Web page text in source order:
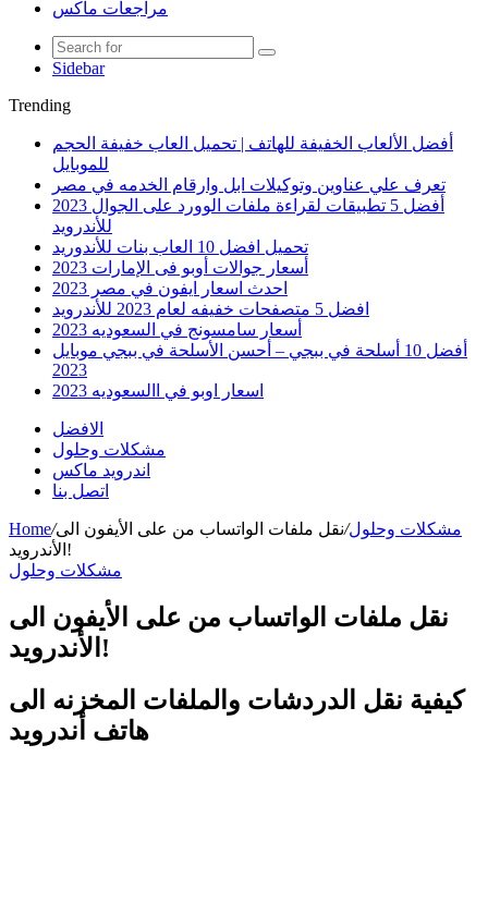
مراجعات ماكس
Sidebar
Trending
أفضل الألعاب الخفيفة للهاتف | تحميل العاب خفيفة الحجم
للموبايل
تعرف علي عناوين وتوكيلات ابل وارقام الخدمه في مصر
أفضل 5 تطبيقات لقراءة ملفات الوورد على الجوال 2023
للأندرويد
تحميل افضل 10 العاب بنات للأندوريد
أسعار جوالات أوبو فى الإمارات 2023
احدث اسعار ايفون في مصر 2023
افضل 5 متصفحات خفيفه لعام 2023 للأندرويد
أسعار سامسونج في السعوديه 2023
أفضل 10 أسلحة في ببجي – أحسن الأسلحة في ببجي موبايل
2023
اسعار اوبو في االسعوديه 2023
الافضل
مشكلات وحلول
اندرويد ماكس
اتصل بنا
Home/ مشكلات وحلول/نقل ملفات الواتساب من على الأيفون الى
الأندرويد!
مشكلات وحلول
نقل ملفات الواتساب من على الأيفون الى
الأندرويد!
كيفية نقل الدردشات والملفات المخزنه الى
هاتف أندرويد